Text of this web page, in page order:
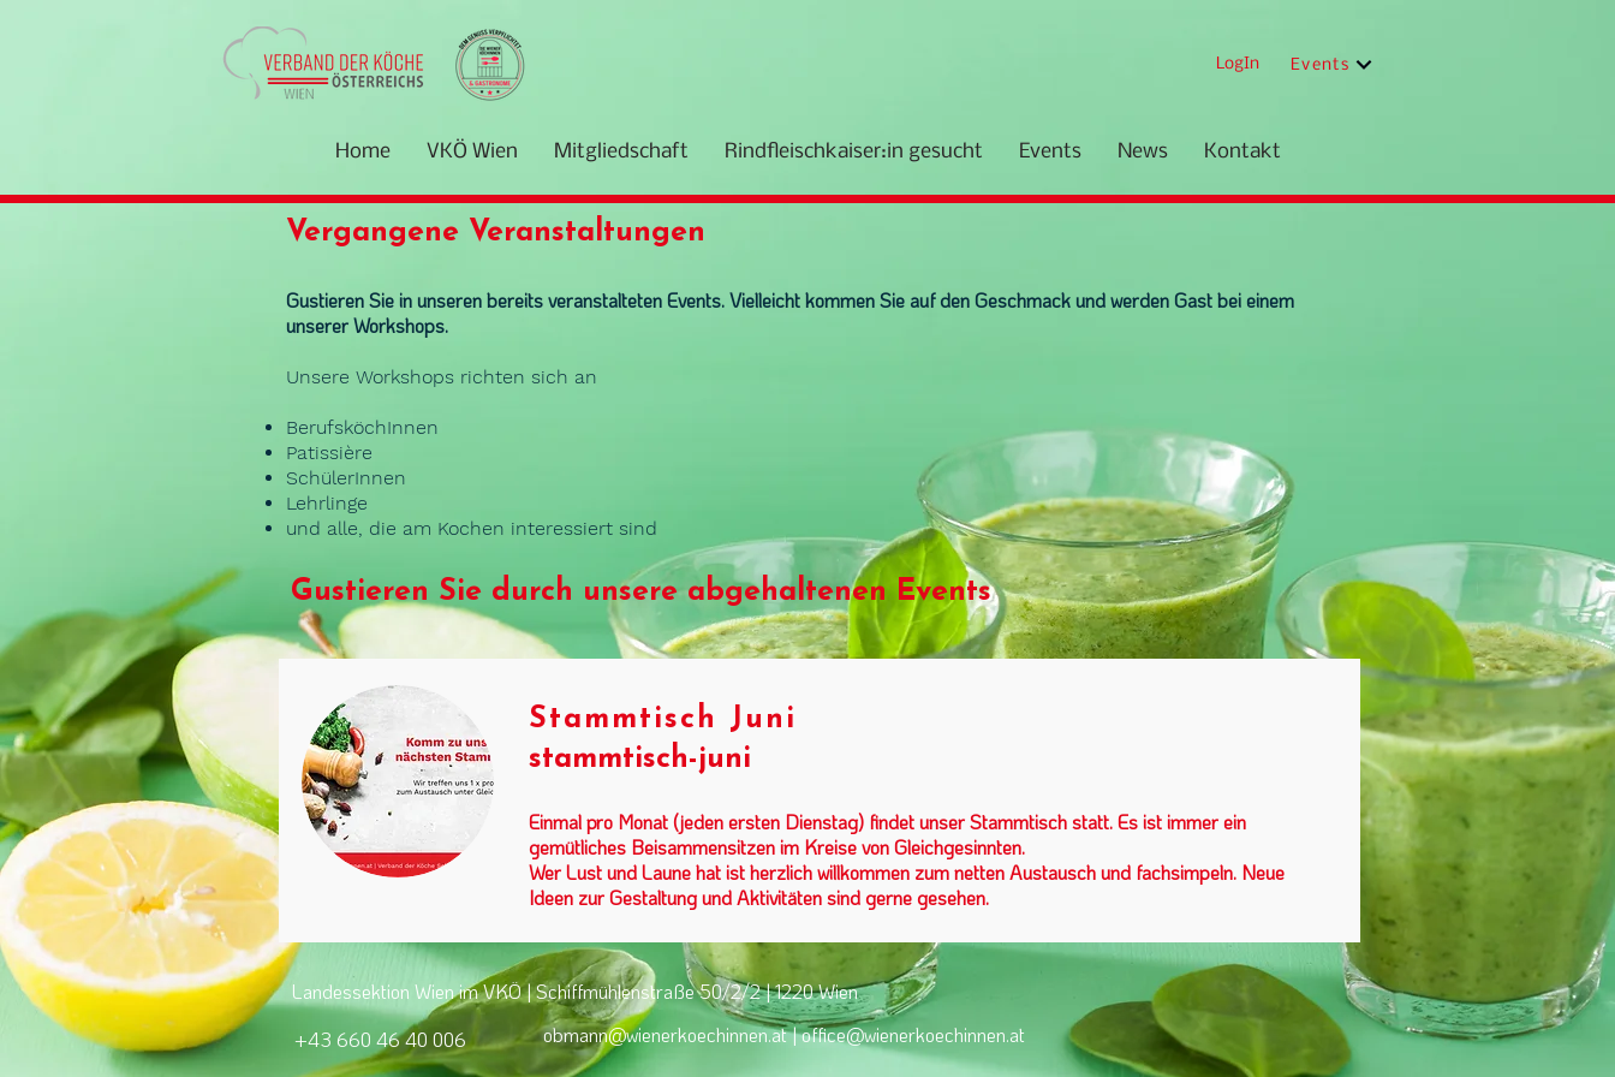
LogIn Events
Home VKÖ Wien Mitgliedschaft Rindfleischkaiser:in gesucht Events News Kontakt
Vergangene Veranstaltungen
Gustieren Sie in unseren bereits veranstalteten Events. Vielleicht kommen Sie auf den Geschmack und werden Gast bei einem
unserer Workshops.
Unsere Workshops richten sich an
BerufsköchInnen
Patissière
SchülerInnen
Lehrlinge
und alle, die am Kochen interessiert sind
Gustieren Sie durch unsere abgehaltenen Events
Stammtisch Juni
stammtisch-juni
Einmal pro Monat (jeden ersten Dienstag) findet unser Stammtisch statt. Es ist immer ein
gemütliches Beisammensitzen im Kreise von Gleichgesinnten.
Wer Lust und Laune hat ist herzlich willkommen zum netten Austausch und fachsimpeln. Neue
Ideen zur Gestaltung und Aktivitäten sind gerne gesehen.
Landessektion Wien im VKÖ | Schiffmühlenstraße 50/2/2 | 1220 Wien
+43 660 46 40 006
obmann@wienerkoechinnen.at| office@wienerkoechinnen.at